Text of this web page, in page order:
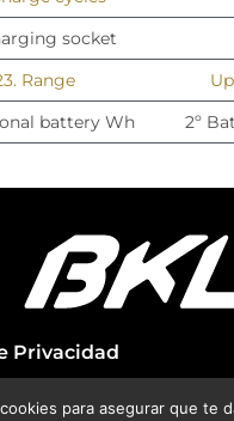
socket
Range
battery Wh
2º
Privacidad
para asegurar que te